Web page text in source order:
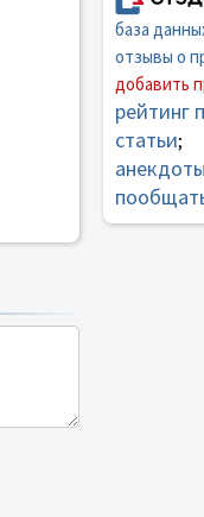
база
отзывы о
добавить
рейтинг
статьи;
анекдоты